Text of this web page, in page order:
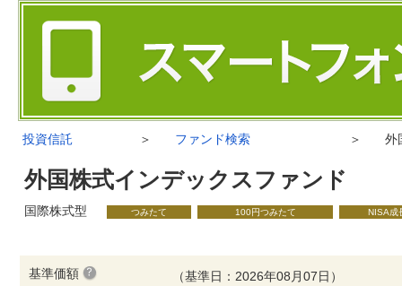
投資信託 ＞ ファンド検索 ＞ 外
外国株式インデックスファンド
国際株式型 つみたて 100円つみたて NISA成
基準価額 （基準日：2026年08月07日）